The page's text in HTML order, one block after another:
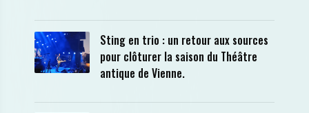
Sting en trio : un retour aux sources
pour clôturer la saison du Théâtre
antique de Vienne.